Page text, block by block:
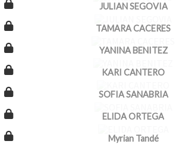
JULIAN SEGOVIA
TAMARA CACERES
YANINA BENITEZ
KARI CANTERO
SOFIA SANABRIA
ELIDA ORTEGA
Myrian Tandé